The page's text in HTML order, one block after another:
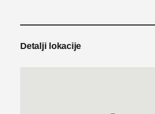
Detalji lokacije